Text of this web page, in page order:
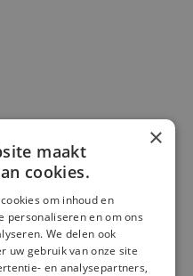
×
maakt
cookies.
om inhoud en
personaliseren en om ons
We delen ook
uw gebruik van onze site
en analysepartners,